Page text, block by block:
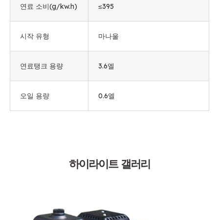
연료 소비(g/kw.h) ≤395
시작 유형 마나울
연료탱크 용량 3.6엘
오일 용량 0.6엘
하이라이트 갤러리